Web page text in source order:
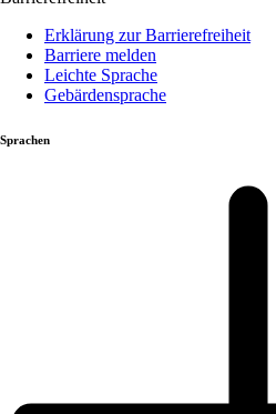
Erklärung zur Barrierefreiheit
Barriere melden
Leichte Sprache
Gebärdensprache
Sprachen